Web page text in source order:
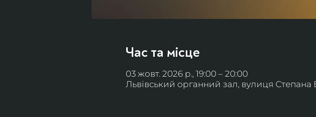
Час та місце
03 жовт. 2026 р., 19:00 – 20:00
Львівський органний зал, вулиця Степана